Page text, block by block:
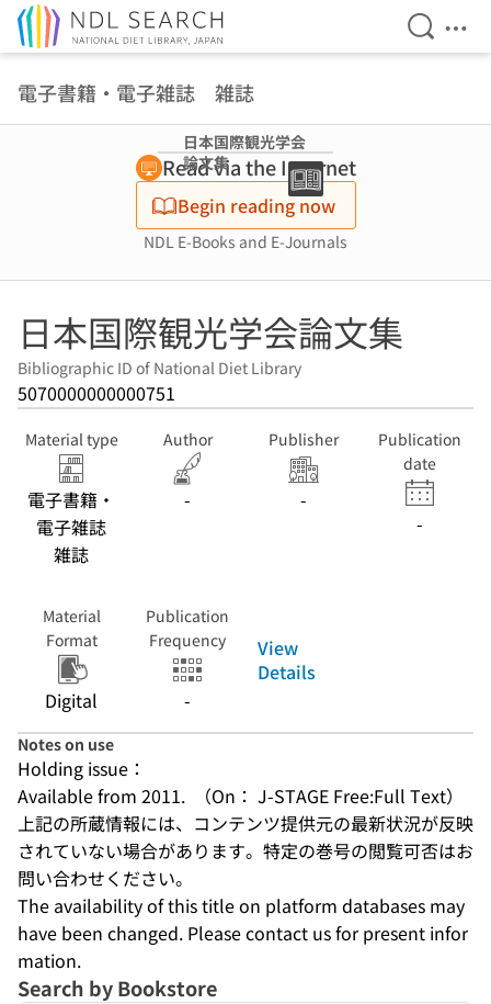
Open
電子書籍・電子雑誌 雑誌
日本国際観光学会
論文集
Read via the Internet
Begin reading now
NDL E-Books and E-Journals
日本国際観光学会論文集
Bibliographic ID of National Diet Library
5070000000000751
Material type
電子書籍・
電子雑誌
雑誌
Author
-
Publisher
-
Publication
date
-
Material
Format
Digital
Publication
Frequency
-
View
Details
Notes on use
Holding issue：
Available from 2011.  （On： J-STAGE Free:Full Text）
上記の所蔵情報には、コンテンツ提供元の最新状況が反映
されていない場合があります。特定の巻号の閲覧可否はお
問い合わせください。
The availability of this title on platform databases may
have been changed. Please contact us for present infor
mation.
Search by Bookstore